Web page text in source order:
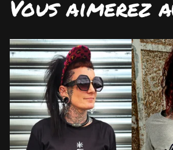
Vous aimerez
DISPO